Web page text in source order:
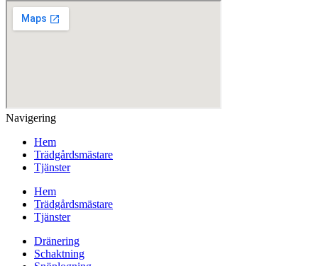
Navigering
Hem
Trädgårdsmästare
Tjänster
Hem
Trädgårdsmästare
Tjänster
Dränering
Schaktning